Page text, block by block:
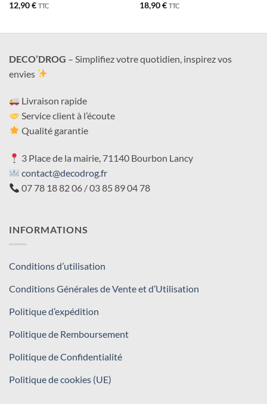
12,90€ TTC
18,90€ TTC
DECO’DROG – Simplifiez votre quotidien, inspirez vos
envies
Livraison rapide
Service client à l’écoute
Qualité garantie
3 Place de la mairie, 71140 Bourbon Lancy
contact@decodrog.fr
07 78 18 82 06 / 03 85 89 04 78
INFORMATIONS
Conditions d’utilisation
Conditions Générales de Vente et d’Utilisation
Politique d’expédition
Politique de Remboursement
Politique de Confidentialité
Politique de cookies (UE)